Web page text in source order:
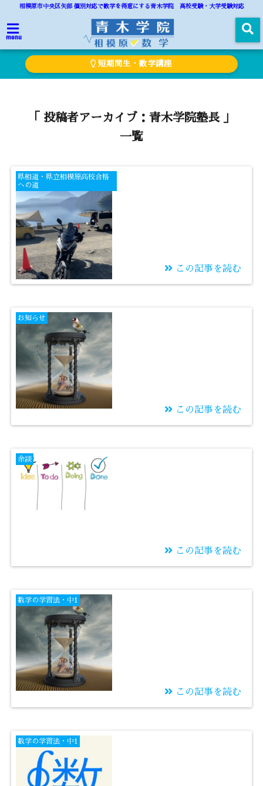
相模原市中央区矢部 個別対応で数学を得意にする青木学院 高校受験・大学受験対応
menu
短期間生・数学講座
「 投稿者アーカイブ：青木学院塾長 」
一覧
県相道・県立相模原高校合格
への道
ない。同じ失敗がいけ
ないのだ。
この記事を読む
お知らせ
8/18(金)
この記事を読む
余談
この記事を読む
数学の学習法・中1
暗記すべき掛け算
この記事を読む
数学の学習法・中1